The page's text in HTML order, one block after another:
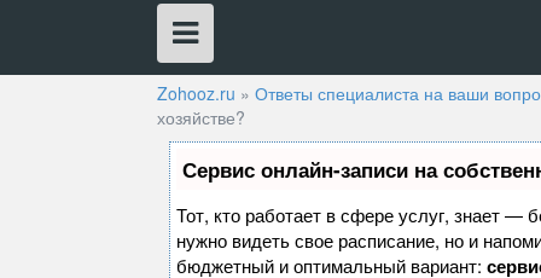
Zohooz.ru » Ответы специалиста на ваши
хозяйстве?
Сервис онлайн-записи на
Тот, кто работает в сфере услуг, знает —
нужно видеть свое расписание, но и
бюджетный и оптимальный вариант: